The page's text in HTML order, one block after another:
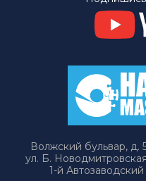
Волжский бульвар, д.
ул. Б.
1-й